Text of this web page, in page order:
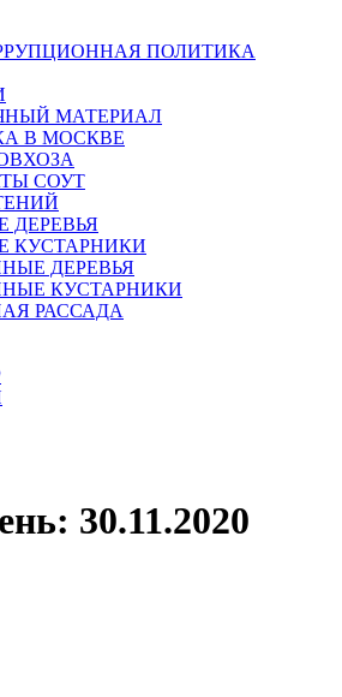
ПОЛИТИКА
МАТЕРИАЛ
В МОСКВЕ
СОУТ
ДЕРЕВЬЯ
КУСТАРНИКИ
ДЕРЕВЬЯ
КУСТАРНИКИ
РАССАДА
30.11.2020